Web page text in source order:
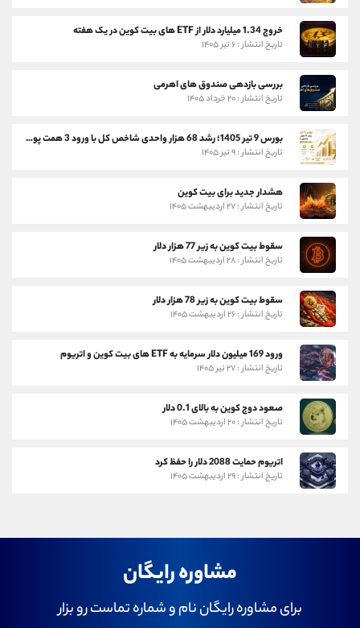
خروج 1.34 میلیارد دلار از ETF های بیت کوین در یک هفته
تاریخ انتشار : ۶ تیر ۱۴۰۵
بررسی بازدهی صندوق های اهرمی
تاریخ انتشار : ۲۰ خرداد ۱۴۰۵
بورس 9 تیر 1405؛ رشد 68 هزار واحدی شاخص کل با ورود 3 همت پول حقیقی
تاریخ انتشار : ۹ تیر ۱۴۰۵
هشدار جدید برای بیت کوین
تاریخ انتشار : ۲۷ اردیبهشت ۱۴۰۵
سقوط بیت کوین به زیر 77 هزار دلار
تاریخ انتشار : ۲۸ اردیبهشت ۱۴۰۵
سقوط بیت کوین به زیر 78 هزار دلار
تاریخ انتشار : ۲۶ اردیبهشت ۱۴۰۵
ورود 169 میلیون دلار سرمایه به ETF های بیت کوین و اتریوم
تاریخ انتشار : ۲۷ تیر ۱۴۰۵
صعود دوج کوین به بالای 0.1 دلار
تاریخ انتشار : ۲۰ اردیبهشت ۱۴۰۵
اتریوم حمایت 2088 دلار را حفظ کرد
تاریخ انتشار : ۲۹ اردیبهشت ۱۴۰۵
مشاوره رایگان
برای مشاوره رایگان نام و شماره تماست رو بزار